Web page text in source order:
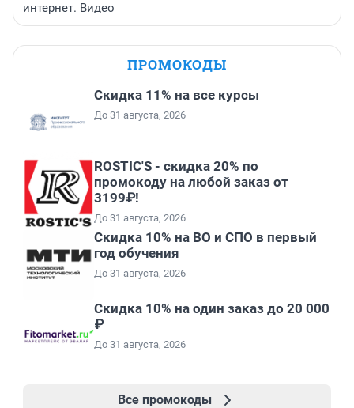
интернет. Видео
ПРОМОКОДЫ
Скидка 11% на все курсы
До 31 августа, 2026
ROSTIC'S - скидка 20% по
промокоду на любой заказ от
3199₽!
До 31 августа, 2026
Скидка 10% на ВО и СПО в первый
год обучения
До 31 августа, 2026
Скидка 10% на один заказ до 20 000
₽
До 31 августа, 2026
Все промокоды